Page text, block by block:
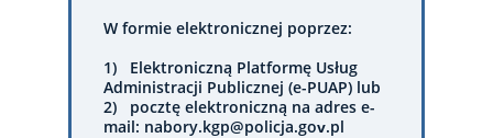
W formie elektronicznej poprzez:
1) Elektroniczną Platformę Usług
Administracji Publicznej (e-PUAP) lub
2) pocztę elektroniczną na adres e-
mail: nabory.kgp@policja.gov.pl